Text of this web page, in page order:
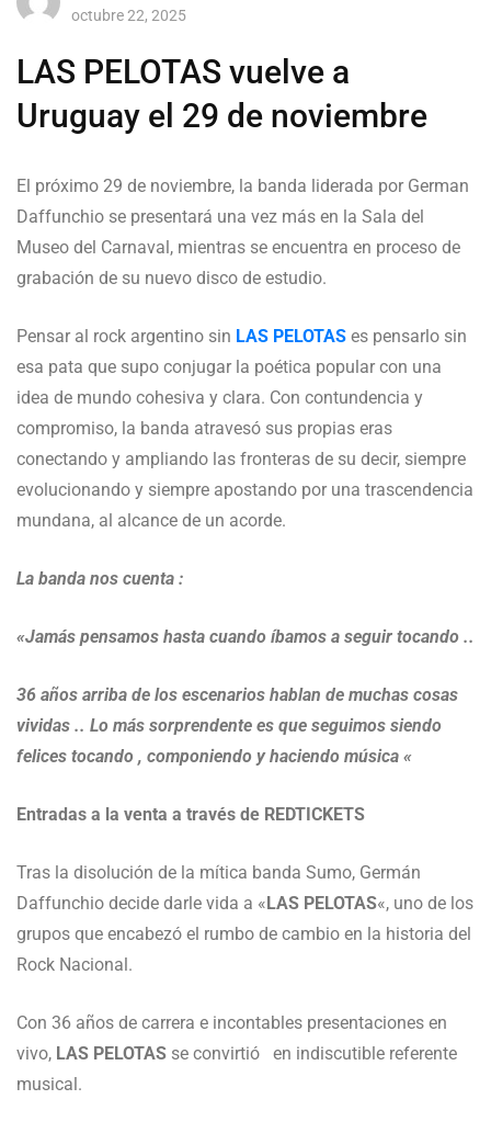
octubre 22, 2025
LAS PELOTAS vuelve a
Uruguay el 29 de noviembre
El próximo 29 de noviembre, la banda liderada por German
Daffunchio se presentará una vez más en la Sala del
Museo del Carnaval, mientras se encuentra en proceso de
grabación de su nuevo disco de estudio.
Pensar al rock argentino sin LAS PELOTAS es pensarlo sin
esa pata que supo conjugar la poética popular con una
idea de mundo cohesiva y clara. Con contundencia y
compromiso, la banda atravesó sus propias eras
conectando y ampliando las fronteras de su decir, siempre
evolucionando y siempre apostando por una trascendencia
mundana, al alcance de un acorde.
La banda nos cuenta :
«Jamás pensamos hasta cuando íbamos a seguir tocando ..
36 años arriba de los escenarios hablan de muchas cosas
vividas .. Lo más sorprendente es que seguimos siendo
felices tocando , componiendo y haciendo música «
Entradas a la venta a través de REDTICKETS
Tras la disolución de la mítica banda Sumo, Germán
Daffunchio decide darle vida a «LAS PELOTAS«, uno de los
grupos que encabezó el rumbo de cambio en la historia del
Rock Nacional.
Con 36 años de carrera e incontables presentaciones en
vivo, LAS PELOTAS se convirtió en indiscutible referente
musical.